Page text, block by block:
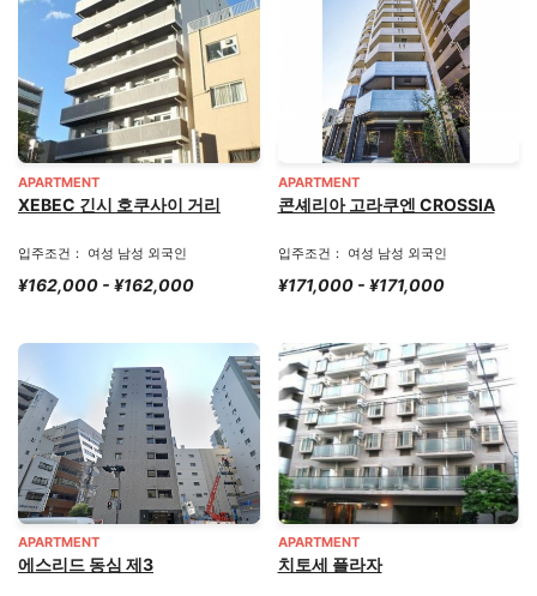
APARTMENT
XEBEC 긴시 호쿠사이 거리
입주조건： 여성 남성 외국인
¥162,000 - ¥162,000
APARTMENT
콘셰리아 고라쿠엔 CROSSIA
입주조건： 여성 남성 외국인
¥171,000 - ¥171,000
APARTMENT
에스리드 동심 제3
APARTMENT
치토세 플라자